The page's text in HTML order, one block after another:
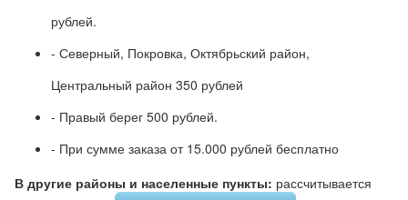
рублей.
- Северный, Покровка, Октябрьский район,
Центральный район 350 рублей
- Правый берег 500 рублей.
- При сумме заказа от 15.000 рублей бесплатно
В другие районы и населенные пункты: рассчитывается